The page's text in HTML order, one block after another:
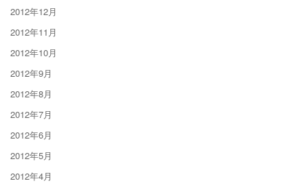
2012年12月
2012年11月
2012年10月
2012年9月
2012年8月
2012年7月
2012年6月
2012年5月
2012年4月